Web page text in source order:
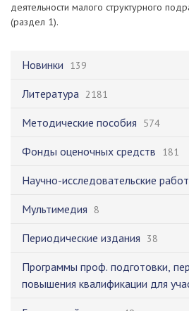
Новинки 139
Литература 2181
Методические пособия 574
Фонды оценочных средств 181
Научно-исследовательские
Мультимедия 8
Периодические издания 38
Программы проф. подготовки,
повышения квалификации для
деятельности малого структурного
(раздел 1).